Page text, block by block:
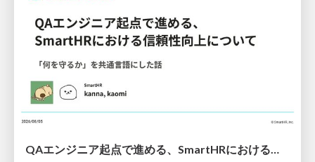
QAエンジニア起点で進める、SmartHRにおける信頼性向上について